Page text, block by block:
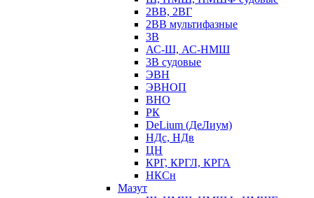
2ВВ, 2ВГ
2ВВ мультифазные
3В
АС-Ш, АС-НМШ
3В судовые
ЭВН
ЭВНОП
ВНО
РК
DeLium (ДеЛиум)
НДс, НДв
ЦН
КРГ, КРГЛ, КРГА
НКСн
Мазут